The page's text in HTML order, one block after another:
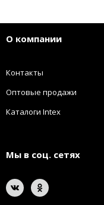
О компании
Контакты
Оптовые продажи
Каталоги Intex
Мы в соц. сетях